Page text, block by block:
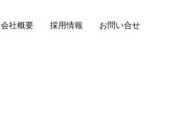
会社概要 採用情報 お問い合せ